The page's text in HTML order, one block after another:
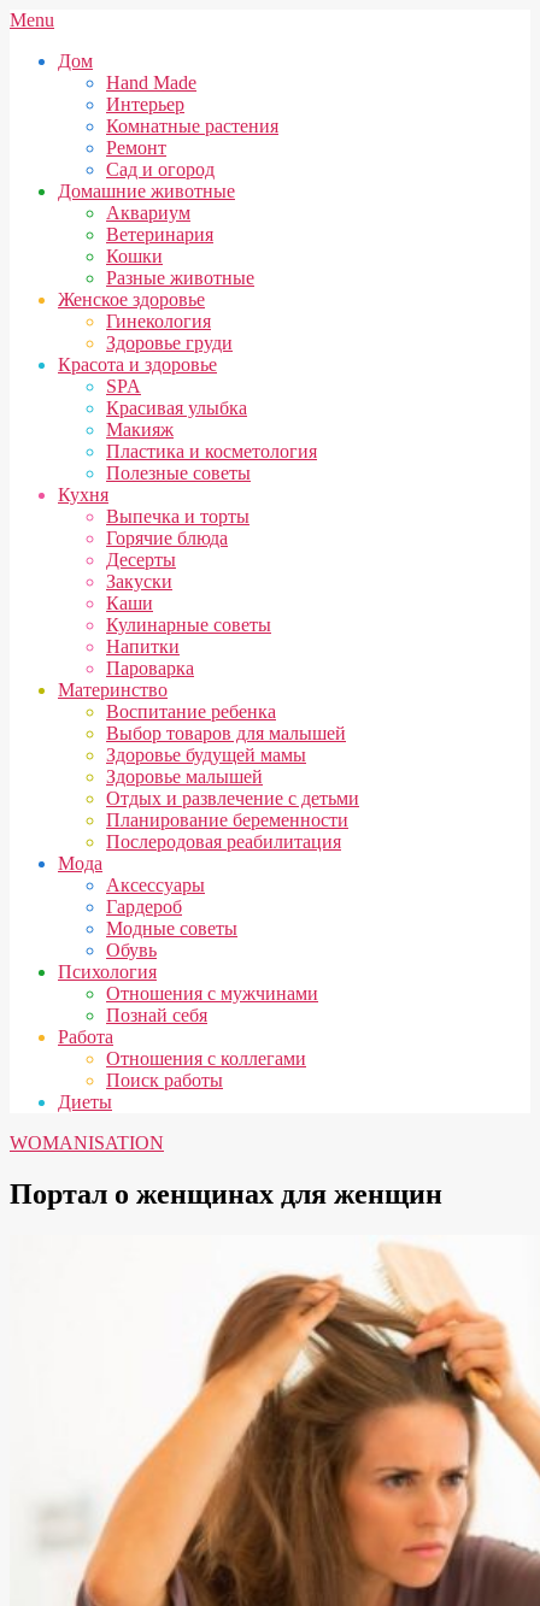
Skip
content
Secondary
Menu
Menu
Дом
Hand Made
Интерьер
Комнатные растения
Ремонт
Сад и огород
Домашние животные
Аквариум
Ветеринария
Кошки
Разные животные
Женское здоровье
Гинекология
Здоровье груди
Красота и здоровье
SPA
Красивая улыбка
Макияж
Пластика и косметология
Полезные советы
Кухня
Выпечка и торты
Горячие блюда
Десерты
Закуски
Каши
Кулинарные советы
Напитки
Пароварка
Материнство
Воспитание ребенка
Выбор товаров для малышей
Здоровье будущей мамы
Здоровье малышей
Отдых и развлечение с детьми
Планирование беременности
Послеродовая реабилитация
Мода
Аксессуары
Гардероб
Модные советы
Обувь
Психология
Отношения с мужчинами
Познай себя
Работа
Отношения с коллегами
Поиск работы
Диеты
WOMANISATION
Портал о женщинах для женщин